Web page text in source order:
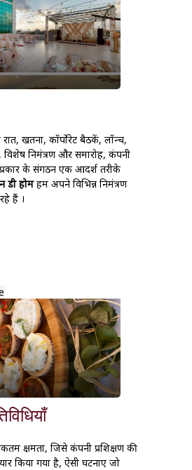
खतना, कॉर्पोरेट बैठकें, लॉन्च,
निमंत्रण और समारोह, कंपनी
के संगठन एक आदर्श तरीके
डी होमहम अपने विभिन्न निमंत्रण
हैं ।
क्षमता, जिसे कंपनी प्रशिक्षण की
किया गया है, ऐसी घटनाएं जो